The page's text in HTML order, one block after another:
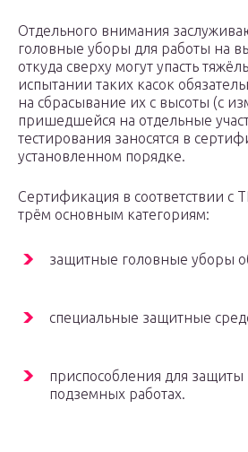
Отдельного внимания
головные уборы для работы на
откуда сверху могут упасть
испытании таких касок
на сбрасывание их с высоты (с
пришедшейся на отдельные
тестирования заносятся в
установленном порядке.
Сертификация в соответствии с
трём основным категориям:
защитные головные уборы
специальные защитные
приспособления для
подземных работах.